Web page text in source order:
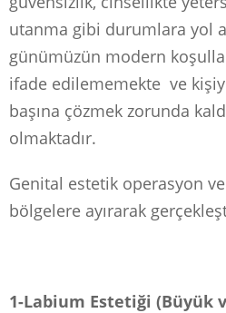
utanma gibi durumlara yol
günümüzün modern
ifade edilememekte ve
başına çözmek zorunda
olmaktadır.
Genital estetik operasyon
bölgelere ayırarak
1-Labium Estetiği (Büyük